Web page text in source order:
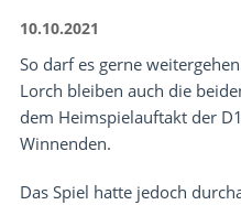
10.10.2021
So darf es gerne
Lorch bleiben auch die
dem Heimspielauftakt der
Winnenden.
Das Spiel hatte jedoch